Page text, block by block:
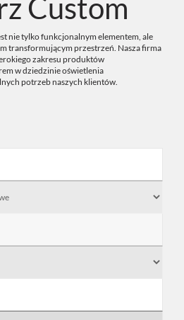
Custom
nie tylko funkcjonalnym elementem, ale
transformującym przestrzeń. Nasza firma
zakresu produktów
w dziedzinie oświetlenia
potrzeb naszych klientów.